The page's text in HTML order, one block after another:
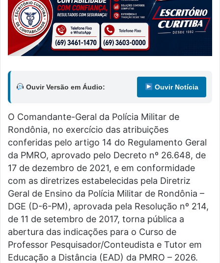
Ouvir Versão em Áudio: Ouvir Notícia
O Comandante-Geral da Polícia Militar de
Rondônia, no exercício das atribuições
conferidas pelo artigo 14 do Regulamento Geral
da PMRO, aprovado pelo Decreto nº 26.648, de
17 de dezembro de 2021, e em conformidade
com as diretrizes estabelecidas pela Diretriz
Geral de Ensino da Polícia Militar de Rondônia –
DGE (D-6-PM), aprovada pela Resolução nº 214,
de 11 de setembro de 2017, torna pública a
abertura das indicações para o Curso de
Professor Pesquisador/Conteudista e Tutor em
Educação a Distância (EAD) da PMRO – 2026.